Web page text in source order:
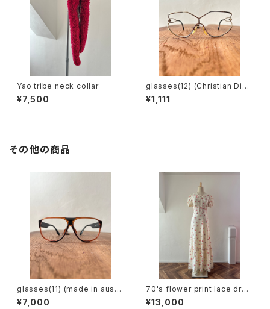
Yao tribe neck collar
¥7,500
glasses(12) (Christian Dior
/ made in austria)
¥1,111
その他の商品
glasses(11) (made in austri
a)
¥7,000
70's flower print lace dres
s
¥13,000